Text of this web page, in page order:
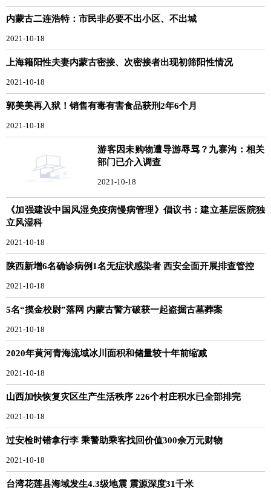
内蒙古二连浩特：市民非必要不出小区、不出城
2021-10-18
上海籍阳性夫妻内蒙古密接、次密接者出现初筛阳性情况
2021-10-18
郭美美再入狱！销售有毒有害食品获刑2年6个月
2021-10-18
游客因未购物遭导游辱骂？九寨沟：相关
部门已介入调查
2021-10-18
《加强建设中国风湿免疫病慢病管理》倡议书：建立基层医院独
立风湿科
2021-10-18
陕西新增6名确诊病例1名无症状感染者 西安全面开展排查管控
2021-10-18
5名“摸金校尉”落网 内蒙古警方破获一起盗掘古墓葬案
2021-10-18
2020年黄河青海流域冰川面积和储量较十年前缩减
2021-10-18
山西加快恢复灾区生产生活秩序 226个村庄积水已全部排完
2021-10-18
过安检时错拿行李 乘警助乘客找回价值300余万元财物
2021-10-18
台湾花莲县海域发生4.3级地震 震源深度31千米